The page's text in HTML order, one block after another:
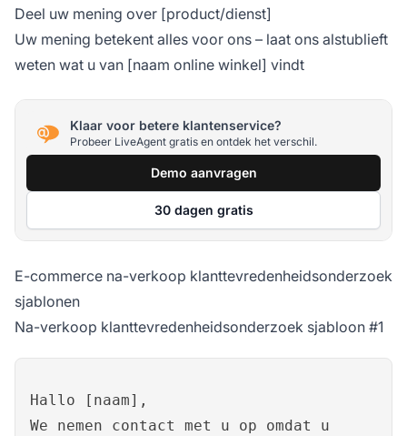
Deel uw mening over [product/dienst]
Uw mening betekent alles voor ons – laat ons alstublieft
weten wat u van [naam online winkel] vindt
Klaar voor betere klantenservice?
Probeer LiveAgent gratis en ontdek het verschil.
Demo aanvragen
30 dagen gratis
E-commerce na-verkoop klanttevredenheidsonderzoek
sjablonen
Na-verkoop klanttevredenheidsonderzoek sjabloon #1
Hallo [naam],
We nemen contact met u op omdat u